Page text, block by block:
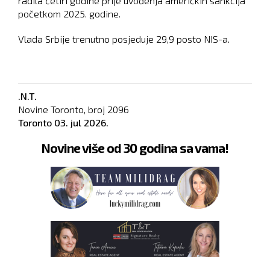
početkom 2025. godine.
Vlada Srbije trenutno posjeduje 29,9 posto NIS-a.
.N.T.
Novine Toronto, broj 2096
Toronto 03. jul 2026.
Novine više od 30 godina sa vama!